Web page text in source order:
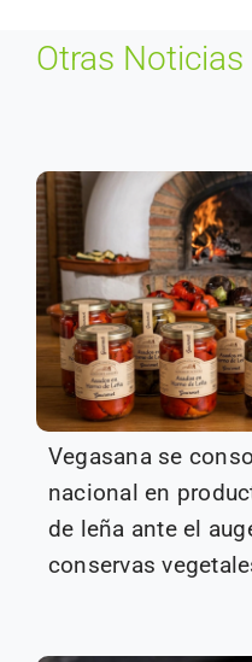
Otras Noticias
Vegasana se
nacional en
de leña ante el
conservas